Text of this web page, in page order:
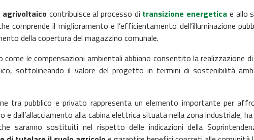
agrivoltaico contribuisce al processo di transizione energetica e allo
comprende il miglioramento e l’efficientamento dell’illuminazione
della copertura del magazzino comunale.
come le compensazioni ambientali abbiano consentito la realizzazione
sottolineando il valore del progetto in termini di sostenibilità
tra pubblico e privato rappresenta un elemento importante per
dall’allacciamento alla cabina elettrica situata nella zona industriale,
saranno sostituiti nel rispetto delle indicazioni della